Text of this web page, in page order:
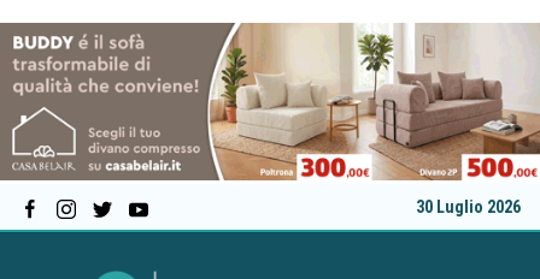
30 Luglio 2026